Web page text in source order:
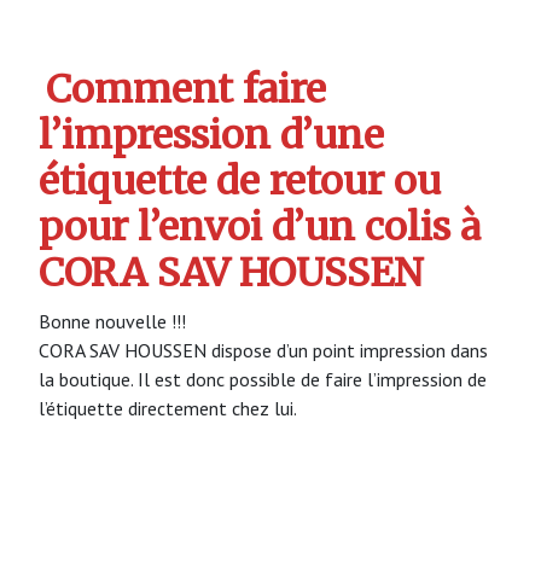
Comment faire
l’impression d’une
étiquette de retour ou
pour l’envoi d’un colis à
CORA SAV HOUSSEN
Bonne nouvelle !!!
CORA SAV HOUSSEN dispose d’un point impression dans
la boutique. Il est donc possible de faire l’impression de
l’étiquette directement chez lui.